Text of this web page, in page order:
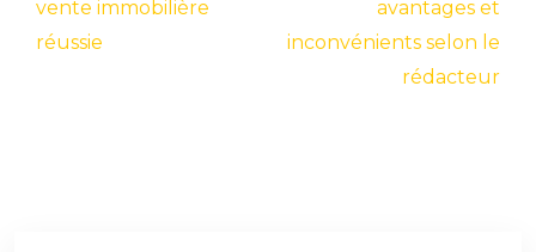
vente immobilière
réussie
avantages et
inconvénients selon le
rédacteur